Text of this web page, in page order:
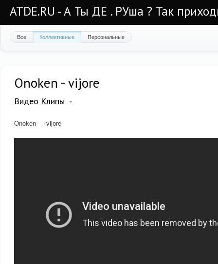
ATDE.RU - А Ты ДЕ . РУша ? Так
Все Коллективные Персональные
Onoken - vijore
Видео Клипы
Onoken — vijore